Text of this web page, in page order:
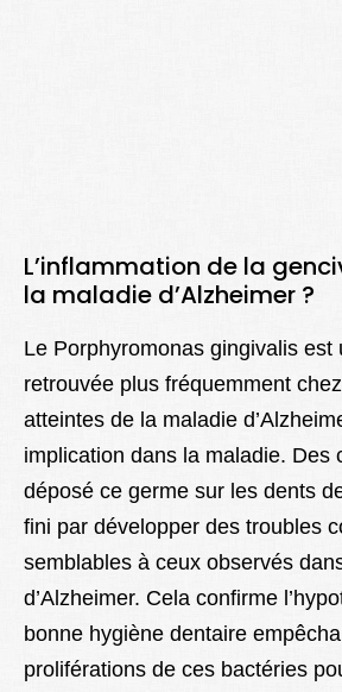
L’inflammation de la
la maladie d’Alzheimer ?
Le Porphyromonas gingivalis est
retrouvée plus fréquemment
atteintes de la maladie
implication dans la maladie. Des
déposé ce germe sur les dents
fini par développer des troubles
semblables à ceux observés
d’Alzheimer. Cela confirme
bonne hygiène dentaire
proliférations de ces bactéries